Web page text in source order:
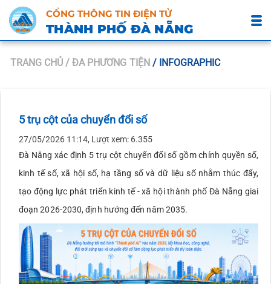
CỔNG THÔNG TIN ĐIỆN TỬ
THÀNH PHỐ ĐÀ NẴNG
TRANG CHỦ / ĐA PHƯƠNG TIỆN / INFOGRAPHIC
5 trụ cột của chuyển đổi số
27/05/2026 11:14, Lượt xem: 6.355
Đà Nẵng xác định 5 trụ cột chuyển đổi số gồm chính quyền số,
kinh tế số, xã hội số, hạ tầng số và dữ liệu số nhằm thúc đẩy,
tạo động lực phát triển kinh tế - xã hội thành phố Đà Nẵng giai
đoạn 2026-2030, định hướng đến năm 2035.